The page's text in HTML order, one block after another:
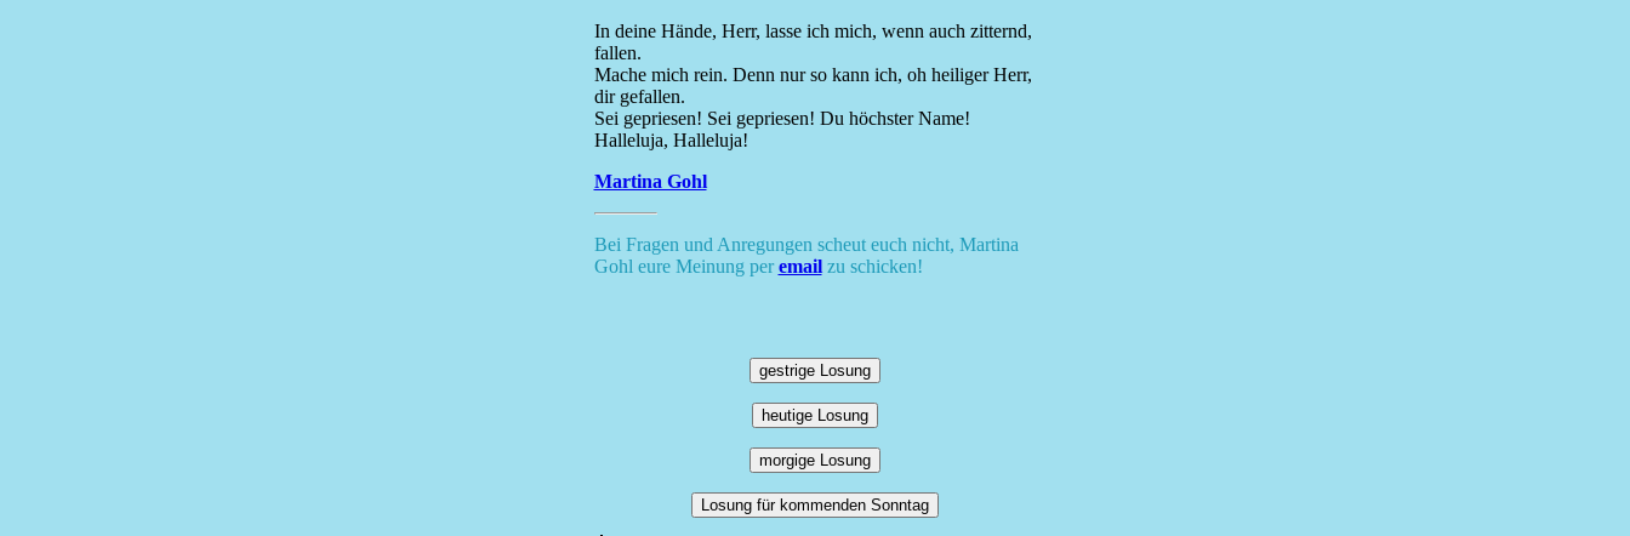
In deine Hände, Herr, lasse ich mich, wenn auch zitternd,
fallen.
Mache mich rein. Denn nur so kann ich, oh heiliger Herr,
dir gefallen.
Sei gepriesen! Sei gepriesen! Du höchster Name!
Halleluja, Halleluja!
Martina Gohl
Bei Fragen und Anregungen scheut euch nicht, Martina
Gohl eure Meinung peremailzu schicken!
gestrige Losung
heutige Losung
morgige Losung
Losung für kommenden Sonntag